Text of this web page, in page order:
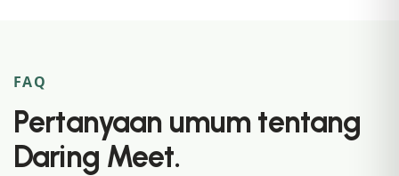
FAQ
Pertanyaan umum tentang
Daring Meet.